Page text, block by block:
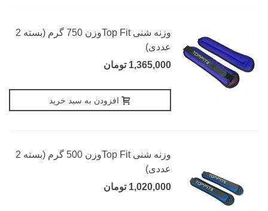
وزنه شنی Top Fitوزن 750 گرم (بسته 2
عددی)
1,365,000 تومان
افزودن به سبد خرید
وزنه شنی Top Fitوزن 500 گرم (بسته 2
عددی)
1,020,000 تومان